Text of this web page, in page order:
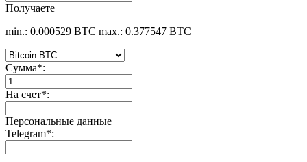
Получаете
min.: 0.000529 BTC max.: 0.377547 BTC
Сумма*:
На счет*:
Персональные данные
Telegram*: